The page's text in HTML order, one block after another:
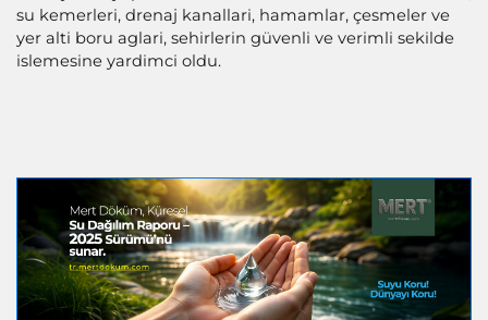
su kemerleri, drenaj kanallari, hamamlar, çesmeler ve
yer alti boru aglari, sehirlerin güvenli ve verimli sekilde
islemesine yardimci oldu.